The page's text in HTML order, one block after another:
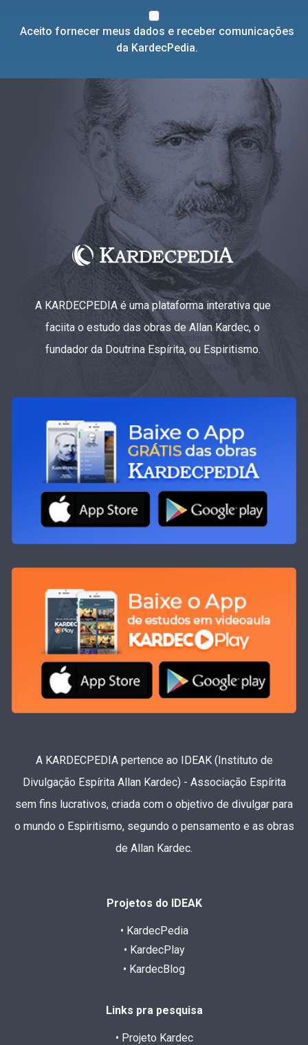
Aceito fornecer meus dados e receber comunicações
da KardecPedia.
A KARDECPEDIA é uma plataforma interativa que
faciita o estudo das obras de Allan Kardec, o
fundador da Doutrina Espírita, ou Espiritismo.
A KARDECPEDIA pertence ao IDEAK (Instituto de
Divulgação Espírita Allan Kardec) - Associação Espírita
sem fins lucrativos, criada com o objetivo de divulgar para
o mundo o Espiritismo, segundo o pensamento e as obras
de Allan Kardec.
Projetos do IDEAK
• KardecPedia
• KardecPlay
• KardecBlog
Links pra pesquisa
• Projeto Kardec